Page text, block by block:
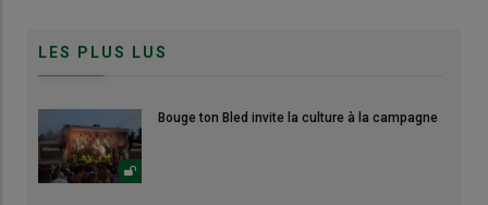
LES PLUS LUS
Bouge ton Bled invite la culture à la campagne